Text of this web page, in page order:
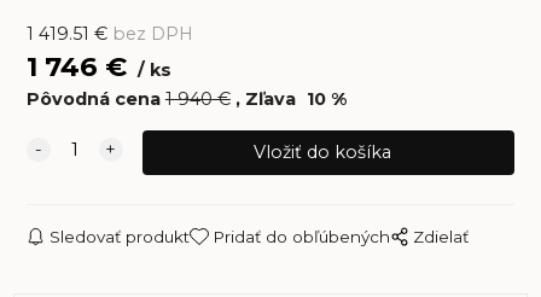
1 419.51 € bez DPH
1 746 €
ks
Pôvodná cena 1 940€ Zľava 10%
Sledovať produkt Pridať do obľúbených Zdielať